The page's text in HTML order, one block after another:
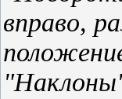
вправо,